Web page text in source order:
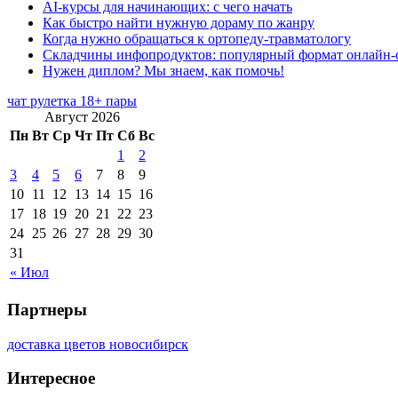
AI-курсы для начинающих: с чего начать
Как быстро найти нужную дораму по жанру
Когда нужно обращаться к ортопеду-травматологу
Складчины инфопродуктов: популярный формат онлайн-
Нужен диплом? Мы знаем, как помочь!
чат рулетка 18+ пары
Август 2026
Пн Вт Ср Чт Пт Сб Вс
« Июл
1
2
3
4 5 6 7 8
9
10 11 12 13 14 15 16
17 18 19 20 21 22 23
24 25 26 27 28 29 30
31
Партнеры
доставка цветов новосибирск
Интересное